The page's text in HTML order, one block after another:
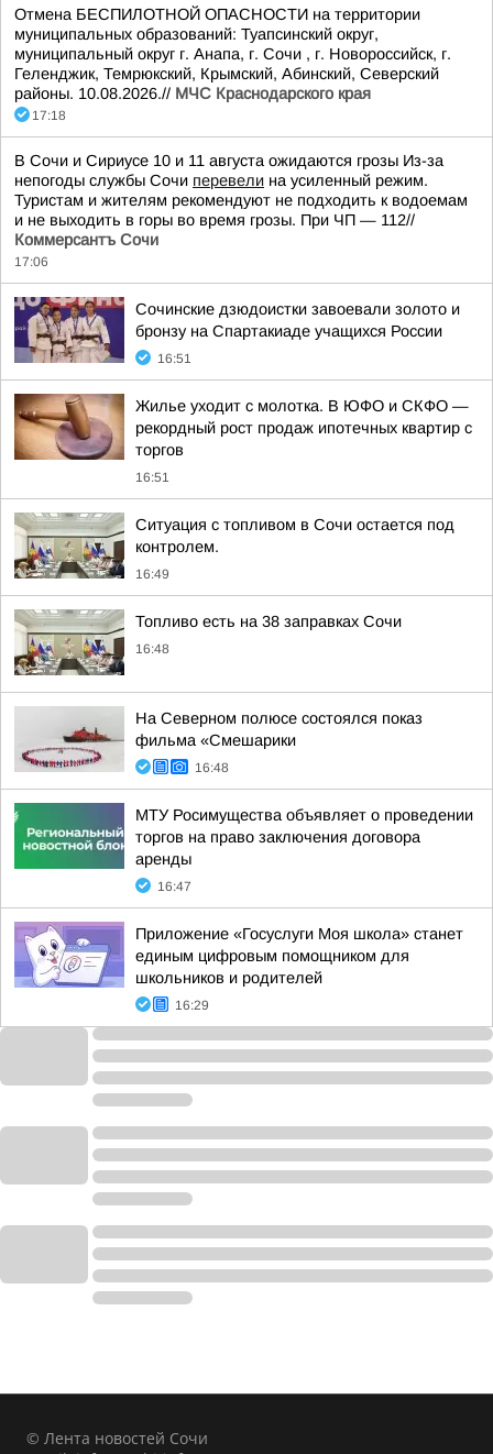
Отмена БЕСПИЛОТНОЙ ОПАСНОСТИ на территории
муниципальных образований: Туапсинский округ,
муниципальный округ г. Анапа, г. Сочи , г. Новороссийск, г.
Геленджик, Темрюкский, Крымский, Абинский, Северский
районы. 10.08.2026.// МЧС Краснодарского края
17:18
В Сочи и Сириусе 10 и 11 августа ожидаются грозы Из-за
непогоды службы Сочи перевели на усиленный режим.
Туристам и жителям рекомендуют не подходить к водоемам
и не выходить в горы во время грозы. При ЧП — 112//
Коммерсантъ Сочи
17:06
Сочинские дзюдоистки завоевали золото и
бронзу на Спартакиаде учащихся России
16:51
Жилье уходит с молотка. В ЮФО и СКФО —
рекордный рост продаж ипотечных квартир с
торгов
16:51
Ситуация с топливом в Сочи остается под
контролем.
16:49
Топливо есть на 38 заправках Сочи
16:48
На Северном полюсе состоялся показ
фильма «Смешарики
16:48
МТУ Росимущества объявляет о проведении
торгов на право заключения договора
аренды
16:47
Приложение «Госуслуги Моя школа» станет
единым цифровым помощником для
школьников и родителей
16:29
© Лента новостей Сочи